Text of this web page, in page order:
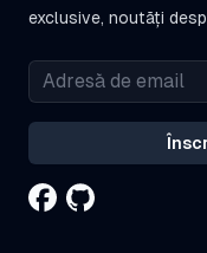
exclusive, noutăți